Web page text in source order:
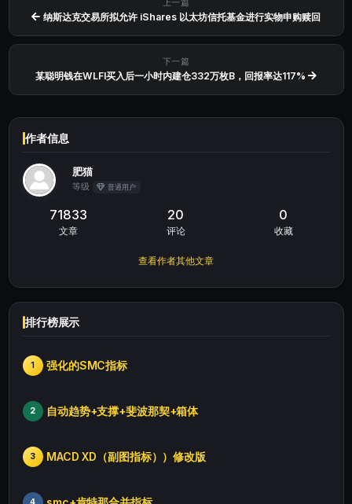
上一篇
纳斯达克交易所拟允许 iShares 以太坊信托基金进行实物申购赎回
下一篇
某聪明钱在WLFI买入后一小时内建仓332万枚B，回报率达117%
作者信息
肥猫
等级 普通用户
71833
文章
20
评论
0
收藏
查看作者其他文章
排行榜展示
1 强化的SMC指标
2 自动趋势+支撑+斐波那契+箱体
3 MACD XD（副图指标））修改版